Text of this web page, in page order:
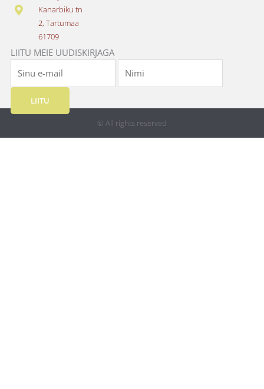
Kanarbiku tn
2, Tartumaa
61709
LIITU MEIE UUDISKIRJAGA
LIITU
© All rights reserved